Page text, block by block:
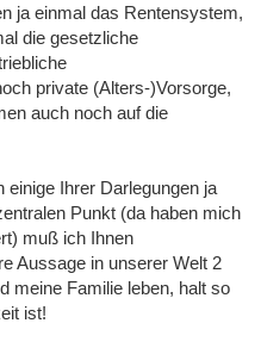
ja einmal das Rentensystem,
die gesetzliche
private (Alters-)Vorsorge,
auch noch auf die
einige Ihrer Darlegungen ja
Punkt (da haben mich
muß ich Ihnen
Aussage in unserer Welt 2
meine Familie leben, halt so
ist!